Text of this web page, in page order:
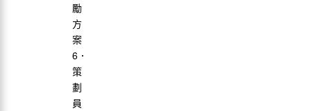
勵
方
案
6．
策
劃
員